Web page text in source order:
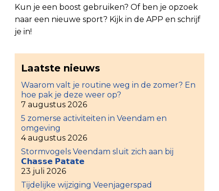
Kun je een boost gebruiken? Of ben je opzoek
naar een nieuwe sport? Kijk in de APP en schrijf
je in!
Laatste nieuws
Waarom valt je routine weg in de zomer? En
hoe pak je deze weer op?
7 augustus 2026
5 zomerse activiteiten in Veendam en
omgeving
4 augustus 2026
Stormvogels Veendam sluit zich aan bij
𝗖𝗵𝗮𝘀𝘀𝗲 𝗣𝗮𝘁𝗮𝘁𝗲
23 juli 2026
Tijdelijke wijziging Veenjagerspad